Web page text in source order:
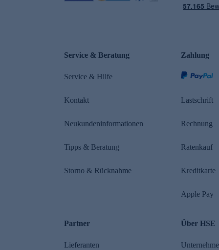
Service & Beratung
Service & Hilfe
Kontakt
Neukundeninformationen
Tipps & Beratung
Storno & Rücknahme
Zahlung
Lastschrift
Rechnung
Ratenkauf
Kreditkarte
Apple Pay
Partner
Lieferanten
Über HSE